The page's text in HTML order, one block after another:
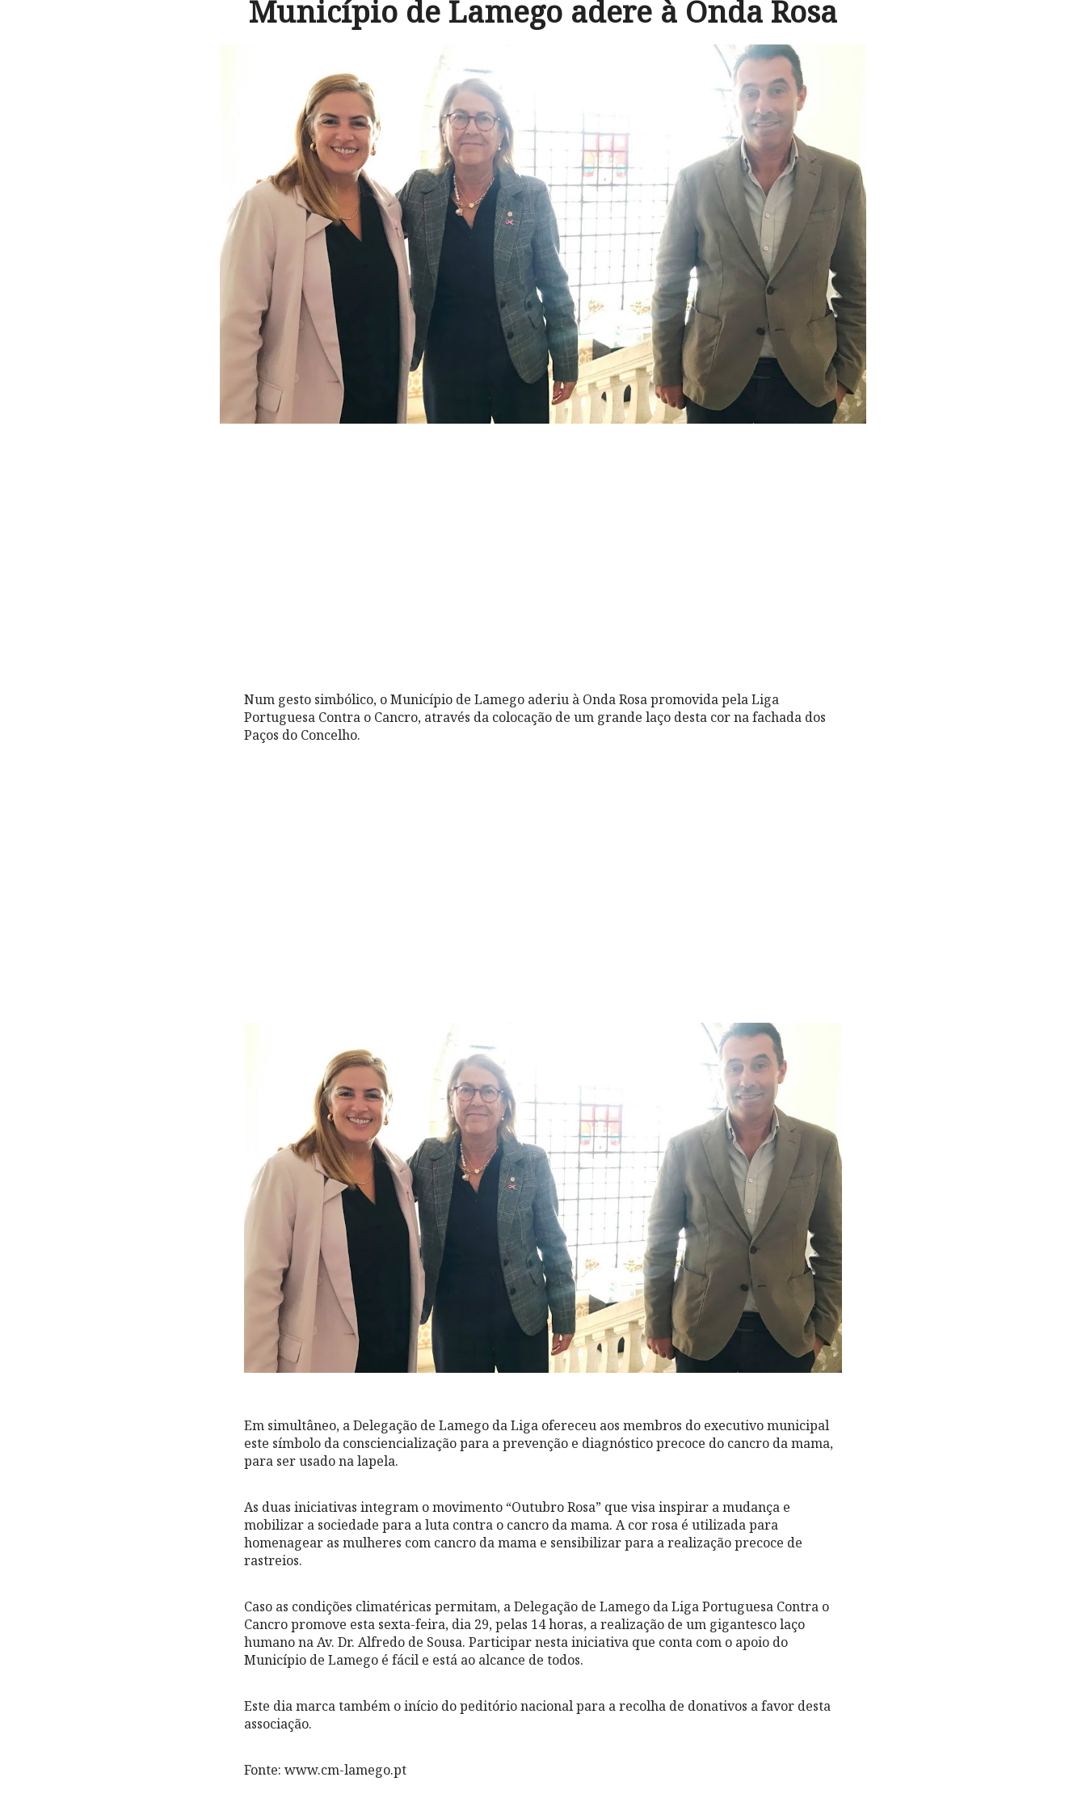
Município de Lamego adere à Onda Rosa
Num gesto simbólico, o Município de Lamego aderiu à Onda Rosa promovida pela Liga
Portuguesa Contra o Cancro, através da colocação de um grande laço desta cor na fachada dos
Paços do Concelho.
Em simultâneo, a Delegação de Lamego da Liga ofereceu aos membros do executivo municipal
este símbolo da consciencialização para a prevenção e diagnóstico precoce do cancro da mama,
para ser usado na lapela.
As duas iniciativas integram o movimento “Outubro Rosa” que visa inspirar a mudança e
mobilizar a sociedade para a luta contra o cancro da mama. A cor rosa é utilizada para
homenagear as mulheres com cancro da mama e sensibilizar para a realização precoce de
rastreios.
Caso as condições climatéricas permitam, a Delegação de Lamego da Liga Portuguesa Contra o
Cancro promove esta sexta-feira, dia 29, pelas 14 horas, a realização de um gigantesco laço
humano na Av. Dr. Alfredo de Sousa. Participar nesta iniciativa que conta com o apoio do
Município de Lamego é fácil e está ao alcance de todos.
Este dia marca também o início do peditório nacional para a recolha de donativos a favor desta
associação.
Fonte: www.cm-lamego.pt